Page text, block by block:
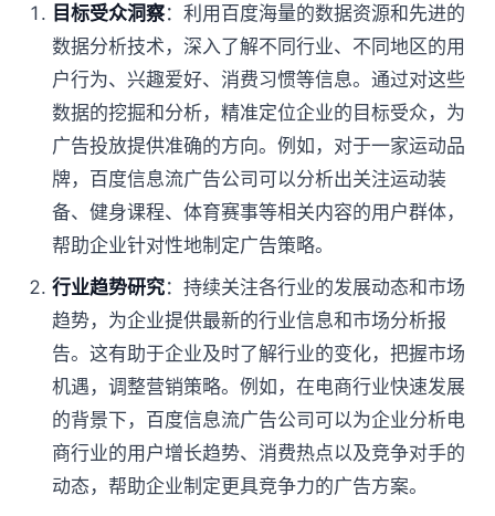
目标受众洞察：利用百度海量的数据资源和先进的
数据分析技术，深入了解不同行业、不同地区的用
户行为、兴趣爱好、消费习惯等信息。通过对这些
数据的挖掘和分析，精准定位企业的目标受众，为
广告投放提供准确的方向。例如，对于一家运动品
牌，百度信息流广告公司可以分析出关注运动装
备、健身课程、体育赛事等相关内容的用户群体，
帮助企业针对性地制定广告策略。
行业趋势研究：持续关注各行业的发展动态和市场
趋势，为企业提供最新的行业信息和市场分析报
告。这有助于企业及时了解行业的变化，把握市场
机遇，调整营销策略。例如，在电商行业快速发展
的背景下，百度信息流广告公司可以为企业分析电
商行业的用户增长趋势、消费热点以及竞争对手的
动态，帮助企业制定更具竞争力的广告方案。